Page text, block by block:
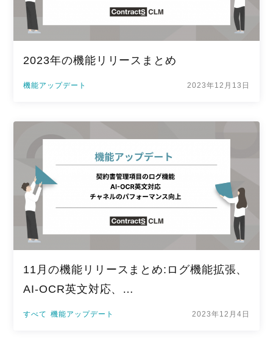
2023年の機能リリースまとめ
機能アップデート 2023年12月13日
11月の機能リリースまとめ:ログ機能拡張、
AI-OCR英文対応、…
すべて 機能アップデート 2023年12月4日